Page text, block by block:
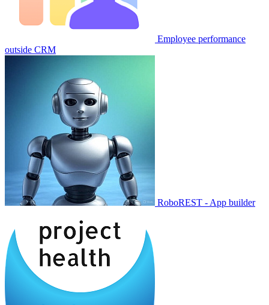
Employee performance
outside CRM
RoboREST - App builder